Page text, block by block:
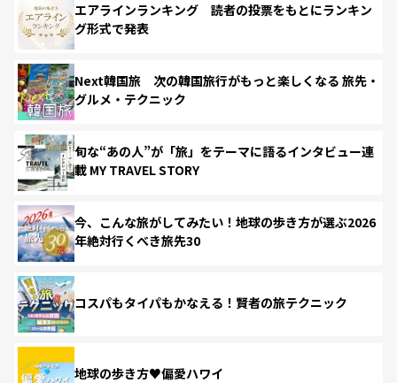
エアラインランキング 読者の投票をもとにランキン
グ形式で発表
Next韓国旅 次の韓国旅行がもっと楽しくなる 旅先・
グルメ・テクニック
旬な“あの人”が「旅」をテーマに語るインタビュー連
載 MY TRAVEL STORY
今、こんな旅がしてみたい！地球の歩き方が選ぶ2026
年絶対行くべき旅先30
コスパもタイパもかなえる！賢者の旅テクニック
地球の歩き方♥偏愛ハワイ